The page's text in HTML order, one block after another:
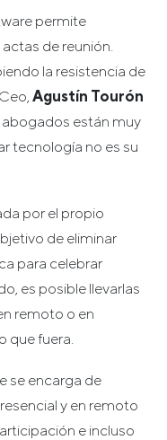
permite
de reunión.
la resistencia de
Agustín Tourón
están muy
tecnología no es su
por el propio
de eliminar
para celebrar
es posible llevarlas
remoto o en
que fuera.
se encarga de
y en remoto
e incluso